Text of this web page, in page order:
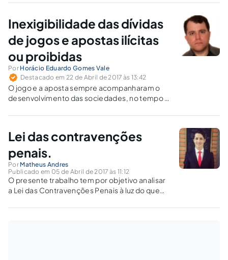
podem constituir forma de burlar a norma que
Inexigibilidade das dívidas
de jogos e apostas ilícitas
ou proibidas
Por Horácio Eduardo Gomes Vale
Destacado em 22 de Abril de 2017 às 13:42
O jogo e a aposta sempre acompanharam o
desenvolvimento das sociedades, no tempo e
incursão sobre os aludidos contratos,
jurisprudência sobre o tema.
Lei das contravenções
penais.
Por Matheus Andres
Publicado em 05 de Abril de 2017 às 11:12
O presente trabalho tem por objetivo analisar
a Lei das Contravenções Penais à luz do que
Será que cabe ainda ao Direito Penal resolver